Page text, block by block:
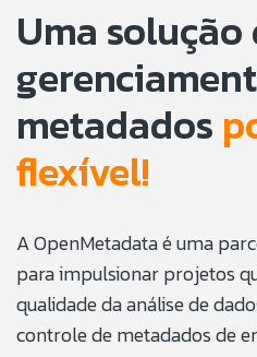
Uma solução
metadados
flexível!
A OpenMetadata é uma
para impulsionar projetos
qualidade da análise de
controle de metadados de